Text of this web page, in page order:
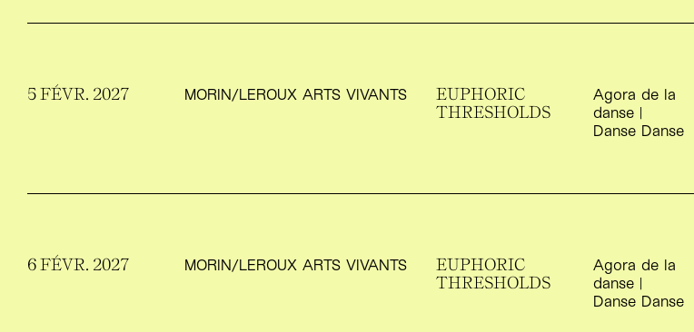
5 FÉVR. 2027 MORIN/​LEROUX ARTS VIVANTS
EUPHORIC
THRESHOLDS
Agora de la
danse |
Danse Danse
6 FÉVR. 2027 MORIN/​LEROUX ARTS VIVANTS
EUPHORIC
THRESHOLDS
Agora de la
danse |
Danse Danse